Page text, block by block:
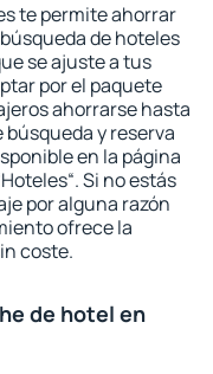
te permite ahorrar
de hoteles
se ajuste a tus
por el paquete
ahorrarse hasta
y reserva
en la página
Si no estás
por alguna razón
ofrece la
coste.
de hotel en